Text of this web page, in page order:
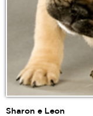
Sharon e Leon